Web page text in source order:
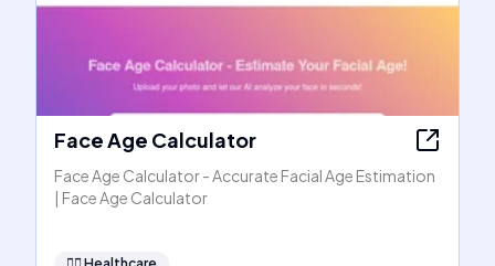
Face Age Calculator
Face Age Calculator - Accurate Facial Age Estimation
| Face Age Calculator